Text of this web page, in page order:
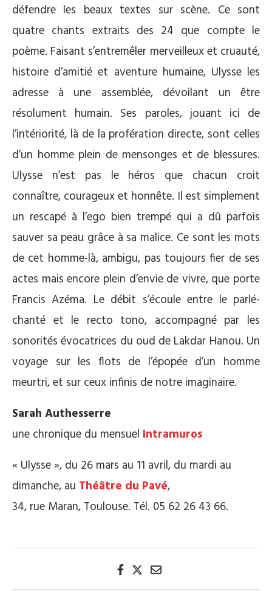
défendre les beaux textes sur scène. Ce sont
quatre chants extraits des 24 que compte le
poème. Faisant s’entremêler merveilleux et cruauté,
histoire d’amitié et aventure humaine, Ulysse les
adresse à une assemblée, dévoilant un être
résolument humain. Ses paroles, jouant ici de
l’intériorité, là de la profération directe, sont celles
d’un homme plein de mensonges et de blessures.
Ulysse n’est pas le héros que chacun croit
connaître, courageux et honnête. Il est simplement
un rescapé à l’ego bien trempé qui a dû parfois
sauver sa peau grâce à sa malice. Ce sont les mots
de cet homme-là, ambigu, pas toujours fier de ses
actes mais encore plein d’envie de vivre, que porte
Francis Azéma. Le débit s’écoule entre le parlé-
chanté et le recto tono, accompagné par les
sonorités évocatrices du oud de Lakdar Hanou. Un
voyage sur les flots de l’épopée d’un homme
meurtri, et sur ceux infinis de notre imaginaire.
Sarah Authesserre
une chronique du mensuel Intramuros
« Ulysse », du 26 mars au 11 avril, du mardi au
dimanche, au Théâtre du Pavé,
34, rue Maran, Toulouse. Tél. 05 62 26 43 66.